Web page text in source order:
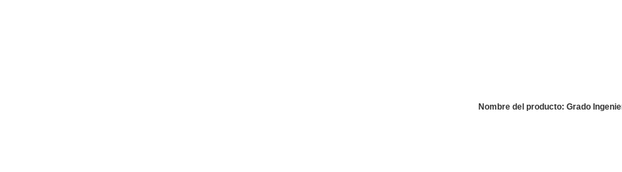
Nombre del producto: Grado